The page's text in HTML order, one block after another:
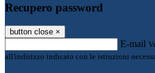
Recupero password
button close ×
E-mail
all'indirizzo indicato con le istruzioni